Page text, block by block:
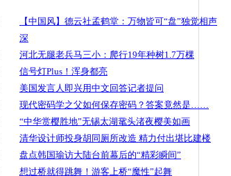
【中国风】德云社孟鹤堂：万物皆可“盘”独觉相声
深
河北无腿老兵马三小：爬行19年种树1.7万棵
信号灯Plus！浑身都亮
美国发言人即兴用中文回答记者提问
现代密码学之父如何保存密码？答案竟然是……
“中华赏樱胜地”无锡太湖鼋头渚夜樱美如画
清华设计师投身胡同厕所改造 精力付出堪比建楼
盘点韩国瑜访大陆台前幕后的“精彩瞬间”
想过桥就得跳舞！游客上桥“魔性”起舞